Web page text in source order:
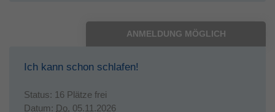
ANMELDUNG MÖGLICH
Ich kann schon schlafen!
Status: 16 Plätze frei
Datum: Do. 05.11.2026